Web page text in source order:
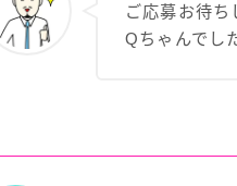
ご応募お待ち
Qちゃんでし